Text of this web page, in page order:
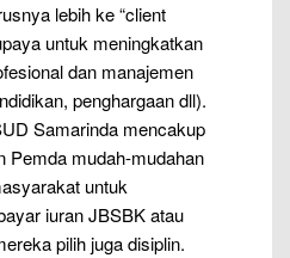
lebih ke “client
untuk meningkatkan
dan manajemen
penghargaan dll).
Samarinda mencakup
Pemda mudah-mudahan
untuk
iuran JBSBK atau
pilih juga disiplin.